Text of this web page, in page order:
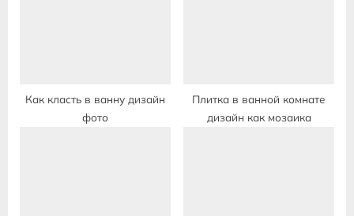
Как класть в ванну дизайн
фото
Плитка в ванной комнате
дизайн как мозаика